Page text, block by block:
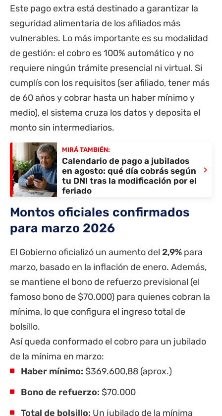
Este pago extra está destinado a garantizar la
seguridad alimentaria de los afiliados más
vulnerables. Lo más importante es su modalidad
de gestión: el cobro es 100% automático y no
requiere ningún trámite presencial ni virtual. Si
cumplís con los requisitos (ser afiliado, tener más
de 60 años y cobrar hasta un haber mínimo y
medio), el sistema cruza los datos y deposita el
monto sin intermediarios.
MIRÁ TAMBIÉN:
Calendario de pago a jubilados
en agosto: qué día cobrás según
tu DNI tras la modificación por el
feriado
›
Montos oficiales confirmados
para marzo 2026
El Gobierno oficializó un aumento del 2,9% para
marzo, basado en la inflación de enero. Además,
se mantiene el bono de refuerzo previsional (el
famoso bono de $70.000) para quienes cobran la
mínima, lo que configura el ingreso total de
bolsillo.
Así queda conformado el cobro para un jubilado
de la mínima en marzo:
Haber mínimo: $369.600,88 (aprox.)
Bono de refuerzo: $70.000
Total de bolsillo: Un jubilado de la mínima